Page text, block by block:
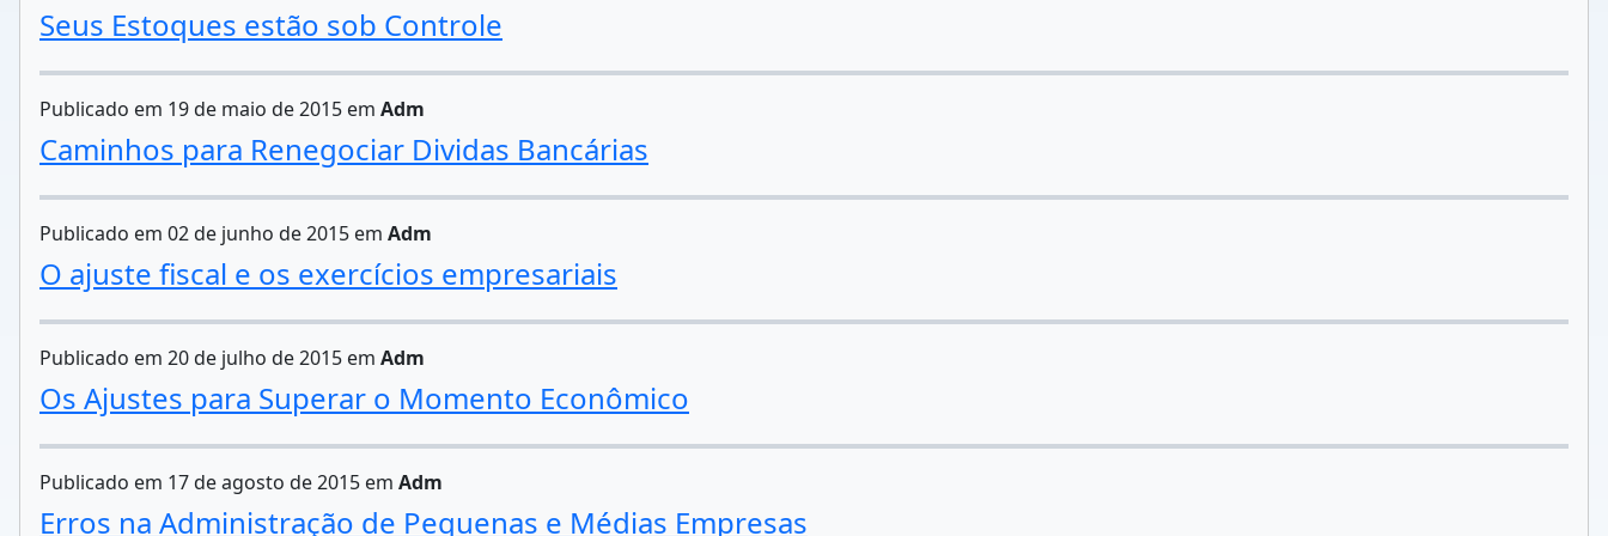
Seus Estoques estão sob Controle
Publicado em 19 de maio de 2015 em Adm
Caminhos para Renegociar Dividas Bancárias
Publicado em 02 de junho de 2015 em Adm
O ajuste fiscal e os exercícios empresariais
Publicado em 20 de julho de 2015 em Adm
Os Ajustes para Superar o Momento Econômico
Publicado em 17 de agosto de 2015 em Adm
Erros na Administração de Pequenas e Médias Empresas